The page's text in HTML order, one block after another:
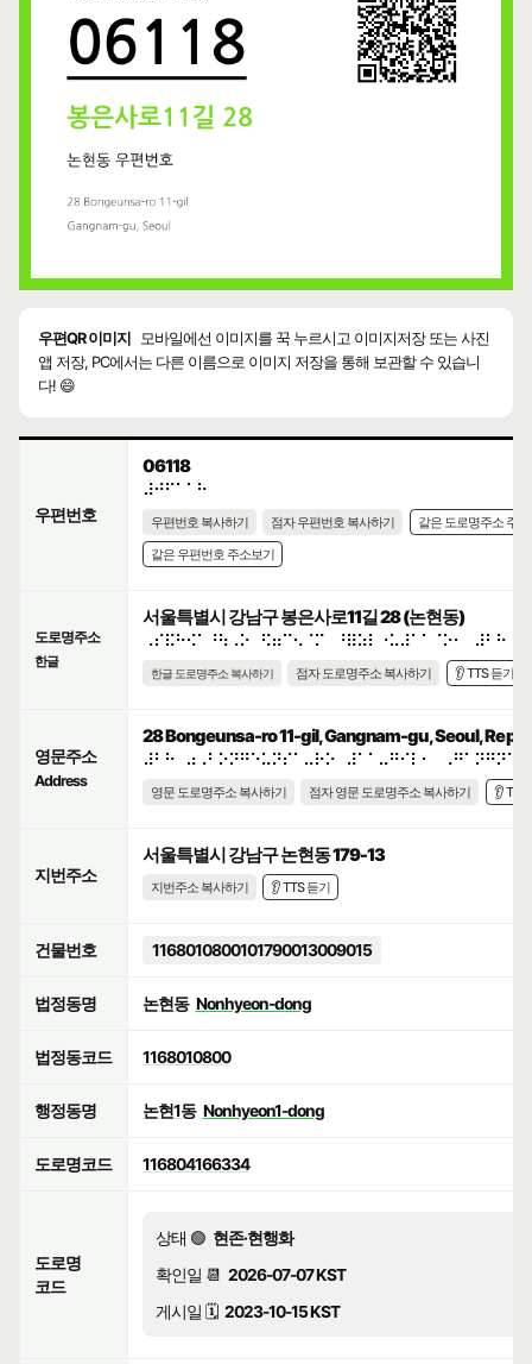
우편QR 이미지
모바일에선 이미지를 꾹 누르시고 이미지저장 또는 사진
앱 저장, PC에서는 다른 이름으로 이미지 저장을 통해 보관할 수 있습니
다! 😄
우편번호
06118
⠼⠚⠋⠁⠁⠓
우편번호 복사하기 점자 우편번호 복사하기
같은 도로명주소 주
같은 우편번호 주소보기
도로명주소
한글
서울특별시 강남구 봉은사로11길 28 (논현동)
⠠⠎⠯⠓⠪⠁⠘⠳⠠⠕⠀⠫⠶⠉⠢⠈⠍⠀⠘⠿⠵⠇⠐⠥⠼⠁⠁⠈⠕⠂⠀⠼⠃⠓
한글 도로명주소 복사하기 점자 도로명주소 복사하기 👂 TTS 듣기
영문주소
Address
28 Bongeunsa-ro 11-gil, Gangnam-gu, Seoul,
영문 도로명주소 복사하기 점자 영문 도로명주소 복사하기 👂 TTS
지번주소
서울특별시 강남구 논현동 179-13
지번주소 복사하기 👂 TTS 듣기
건물번호 1168010800101790013009015
법정동명 논현동 Nonhyeon-dong
법정동코드 1168010800
행정동명 논현1동 Nonhyeon1-dong
도로명코드 116804166334
도로명
코드
상태 🟢 현존·현행화
확인일 📆 2026-07-07 KST
게시일 🗓️ 2023-10-15 KST